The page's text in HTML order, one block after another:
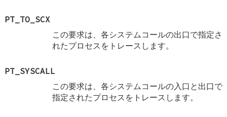
PT_TO_SCX
この要求は、各システムコールの出口で指定さ
れたプロセスをトレースします。
PT_SYSCALL
この要求は、各システムコールの入口と出口で
指定されたプロセスをトレースします。